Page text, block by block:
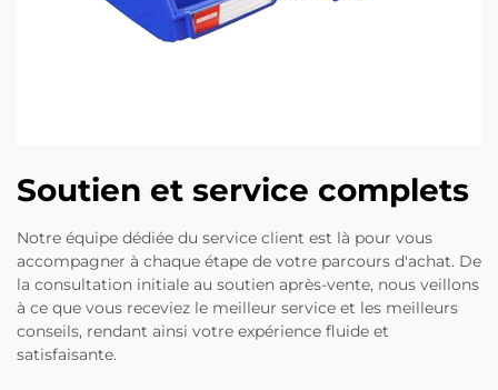
Soutien et service complets
Notre équipe dédiée du service client est là pour vous
accompagner à chaque étape de votre parcours d'achat. De
la consultation initiale au soutien après-vente, nous veillons
à ce que vous receviez le meilleur service et les meilleurs
conseils, rendant ainsi votre expérience fluide et
satisfaisante.